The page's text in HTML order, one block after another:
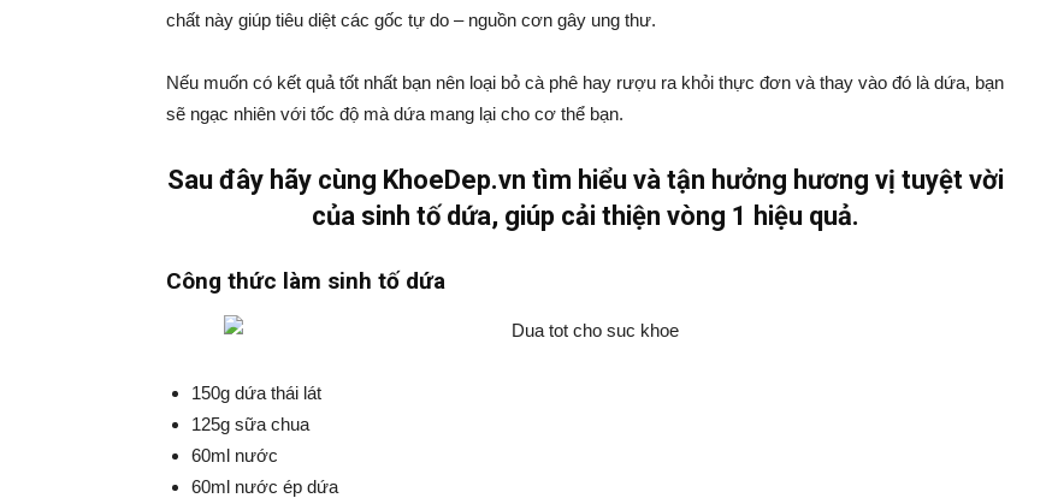
chất này giúp tiêu diệt các gốc tự do – nguồn cơn gây ung thư.
Nếu muốn có kết quả tốt nhất bạn nên loại bỏ cà phê hay rượu ra khỏi thực đơn và thay vào đó là dứa, bạn
sẽ ngạc nhiên với tốc độ mà dứa mang lại cho cơ thể bạn.
Sau đây hãy cùng KhoeDep.vn tìm hiểu và tận hưởng hương vị tuyệt vời
của sinh tố dứa, giúp cải thiện vòng 1 hiệu quả.
Công thức làm sinh tố dứa
150g dứa thái lát
125g sữa chua
60ml nước
60ml nước ép dứa